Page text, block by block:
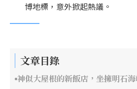
博地標，意外掀起熱議。
文章目錄
神似大屋根的新飯店，坐擁明石